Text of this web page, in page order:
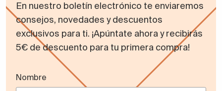
En nuestro boletín electrónico te enviaremos
consejos, novedades y descuentos
exclusivos para ti. ¡Apúntate ahora y recibirás
5€ de descuento para tu primera compra!
Nombre